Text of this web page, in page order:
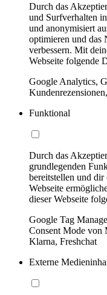
Durch das
und Surfverhalten
und anonymisiert
optimieren und das
verbessern. Mit
Webseite folgende
Google Analytics,
Funktional
Durch das
grundlegenden
bereitstellen und
Webseite
dieser Webseite
Google Tag
Consent Mode von
Klarna, Freshchat
Externe